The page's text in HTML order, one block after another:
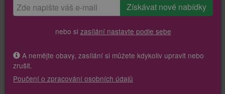
nebo si zasílání nastavte podle sebe
A nemějte obavy, zasílání si můžete kdykoliv upravit nebo
zrušit.
Poučení o zpracování osobních údajů